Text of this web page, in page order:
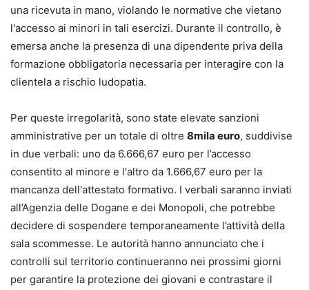
una ricevuta in mano, violando le normative che vietano
l'accesso ai minori in tali esercizi. Durante il controllo, è
emersa anche la presenza di una dipendente priva della
formazione obbligatoria necessaria per interagire con la
clientela a rischio ludopatia.
Per queste irregolarità, sono state elevate sanzioni
amministrative per un totale di oltre 8mila euro, suddivise
in due verbali: uno da 6.666,67 euro per l’accesso
consentito al minore e l'altro da 1.666,67 euro per la
mancanza dell'attestato formativo. I verbali saranno inviati
all’Agenzia delle Dogane e dei Monopoli, che potrebbe
decidere di sospendere temporaneamente l’attività della
sala scommesse. Le autorità hanno annunciato che i
controlli sul territorio continueranno nei prossimi giorni
per garantire la protezione dei giovani e contrastare il